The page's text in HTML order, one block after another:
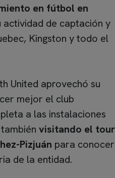
en fútbol en
de captación y
Kingston y todo el
United aprovechó su
mejor el club
a las instalaciones
visitando el tour
Pizjuán para conocer
de la entidad.